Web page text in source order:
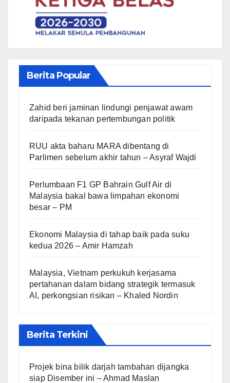
Berita Popular
Zahid beri jaminan lindungi penjawat awam
daripada tekanan pertembungan politik
RUU akta baharu MARA dibentang di
Parlimen sebelum akhir tahun – Asyraf Wajdi
Perlumbaan F1 GP Bahrain Gulf Air di
Malaysia bakal bawa limpahan ekonomi
besar – PM
Ekonomi Malaysia di tahap baik pada suku
kedua 2026 – Amir Hamzah
Malaysia, Vietnam perkukuh kerjasama
pertahanan dalam bidang strategik termasuk
AI, perkongsian risikan – Khaled Nordin
Berita Terkini
Projek bina bilik darjah tambahan dijangka
siap Disember ini – Ahmad Maslan